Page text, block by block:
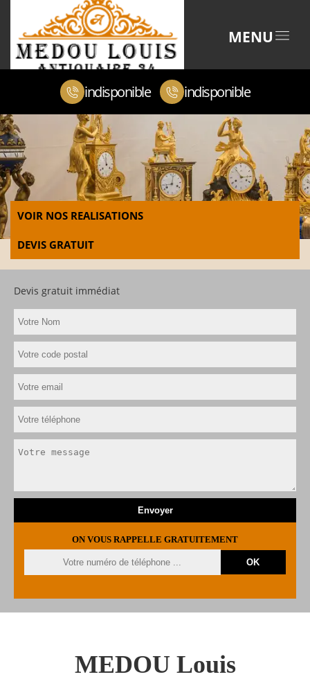
MENU
indisponible indisponible
VOIR NOS REALISATIONS
DEVIS GRATUIT
Devis gratuit immédiat
ON VOUS RAPPELLE GRATUITEMENT
MEDOU Louis